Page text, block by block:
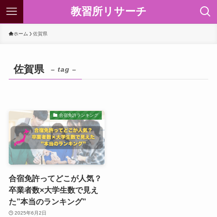
教習所リサーチ
ホーム 佐賀県
佐賀県 – tag –
合宿免許ランキング
合宿免許ってどこが人気？
卒業者数×大学生数で見え
た”本当のランキング”
2025年6月2日